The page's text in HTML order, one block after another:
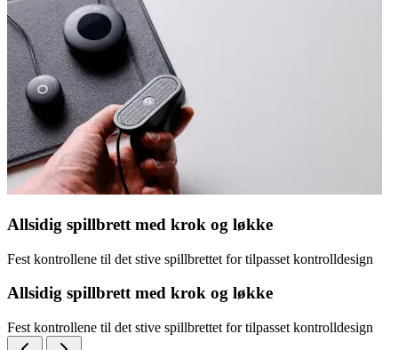
Allsidig spillbrett med krok og løkke
Fest kontrollene til det stive spillbrettet for tilpasset kontrolldesign
Allsidig spillbrett med krok og løkke
Fest kontrollene til det stive spillbrettet for tilpasset kontrolldesign